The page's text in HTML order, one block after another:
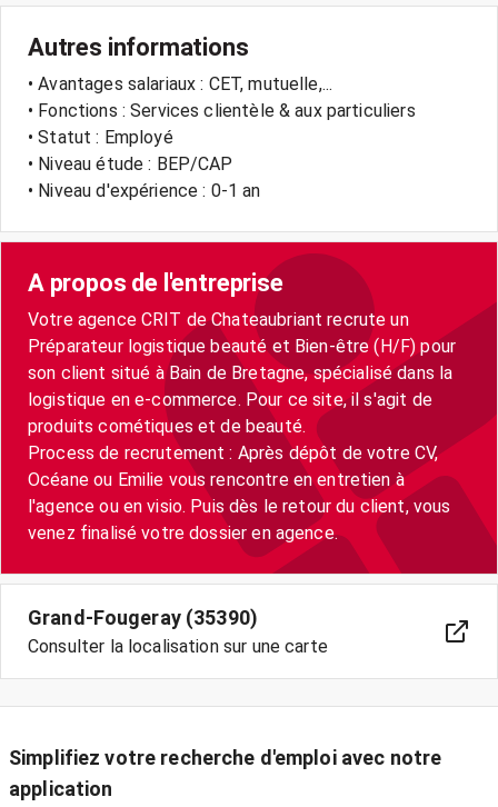
Autres informations
• Avantages salariaux : CET, mutuelle,...
• Fonctions : Services clientèle & aux particuliers
• Statut : Employé
• Niveau étude : BEP/CAP
• Niveau d'expérience : 0-1 an
A propos de l'entreprise
Votre agence CRIT de Chateaubriant recrute un
Préparateur logistique beauté et Bien-être (H/F) pour
son client situé à Bain de Bretagne, spécialisé dans la
logistique en e-commerce. Pour ce site, il s'agit de
produits cométiques et de beauté.
Process de recrutement : Après dépôt de votre CV,
Océane ou Emilie vous rencontre en entretien à
l'agence ou en visio. Puis dès le retour du client, vous
venez finalisé votre dossier en agence.
Grand-Fougeray (35390)
Consulter la localisation sur une carte
Simplifiez votre recherche d'emploi avec notre
application